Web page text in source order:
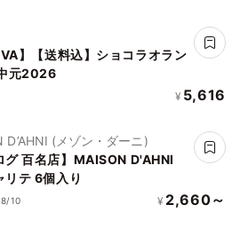
】【送料込】ショコラオラン
元2026
¥ 5,616
MAISON D’AHNI (メゾン・ダーニ)
グ 百名店】MAISON D'AHNI
リテ 6個入り
8/10 ¥ 2,660～